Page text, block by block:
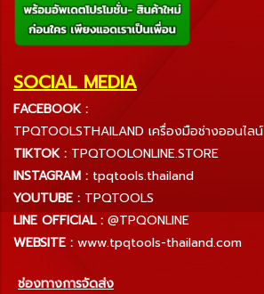
SOCIAL MEDIA
FACEBOOK :
TPQTOOLSTHAILAND เครื่องมือช่างออนไลน์
TIKTOK : TPQTOOLONLINE.STORE
INSTAGRAM : tpqtools.thailand
YOUTUBE : TPQTOOLS
LINE OFFICIAL : @TPQONLINE
WEBSITE : www.tpqtools-thailand.com
ช่องทางการจัดส่ง